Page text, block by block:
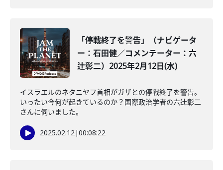
「停戦終了を警告」（ナビゲータ
ー：石田健／コメンテーター：六
辻彰二）2025年2月12日(水)
イスラエルのネタニヤフ首相がガザとの停戦終了を警告。
いったい今何が起きているのか？国際政治学者の六辻彰二
さんに伺いました。
2025.02.12|00:08:22